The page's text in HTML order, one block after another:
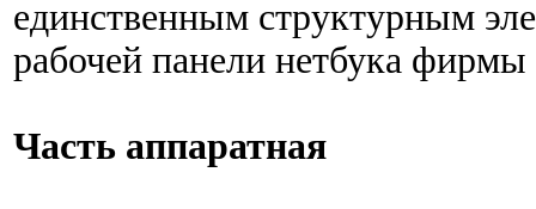
единственным структурным
рабочей панели нетбука
Часть аппаратная